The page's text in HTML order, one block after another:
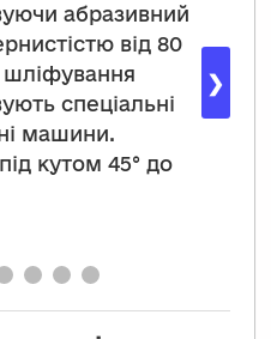
абразивний
від 80
спеціальні
машини.
кутом 45° до
❯